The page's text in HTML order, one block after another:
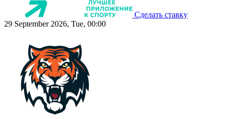
Сделать ставку
29 September 2026, Tue, 00:00